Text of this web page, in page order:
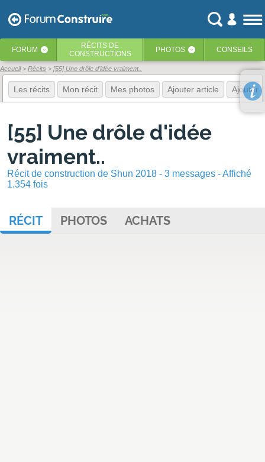
FORUM ‹ RÉCITS DE
CONSTRUCTIONS
PHOTOS ‹ CONSEILS
Accueil Récits [55] Une drôle d'idée vraiment..
Les récits Mon récit Mes photos Ajouter article Ajouter
[55] Une drôle d'idée
vraiment..
Récit de construction de Shun 2018 - 3 messages - Affiché
1.354 fois
RÉCIT PHOTOS ACHATS